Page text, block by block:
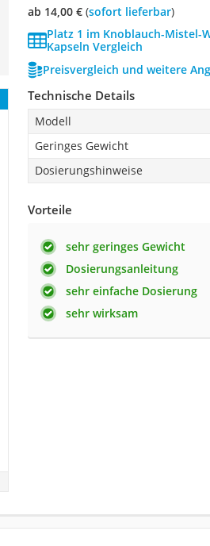
ab 14,00 €( Sofort lieferbar)
Platz 1 im Knoblauch-Mistel-
Kapseln Vergleich
Preisvergleich und weitere
Technische Details
Modell
Geringes Gewicht
Dosierungshinweise
Vorteile
sehr geringes Gewicht
Dosierungsanleitung
sehr einfache Dosierung
sehr wirksam